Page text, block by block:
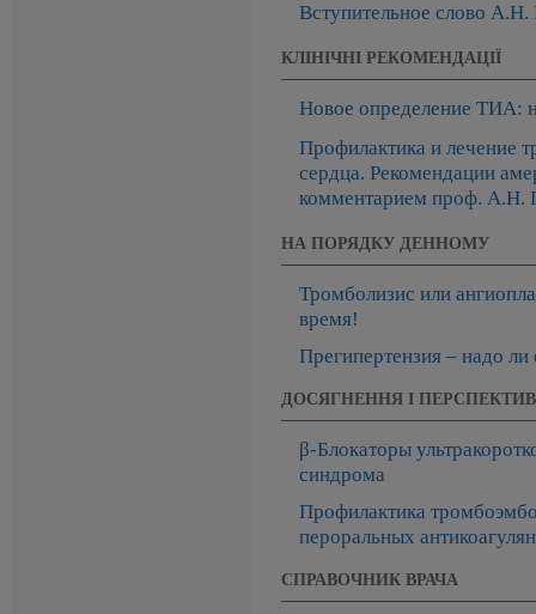
Вступительное слово
КЛІНІЧНІ РЕКОМЕНДАЦІЇ
Новое определение ТИА:
Профилактика и лечение
сердца. Рекомендации
комментарием проф. А.Н.
НА ПОРЯДКУ ДЕННОМУ
Тромболизис или
время!
Прегипертензия – надо ли
ДОСЯГНЕННЯ І
β-Блокаторы
синдрома
Профилактика
пероральных
СПРАВОЧНИК ВРАЧА